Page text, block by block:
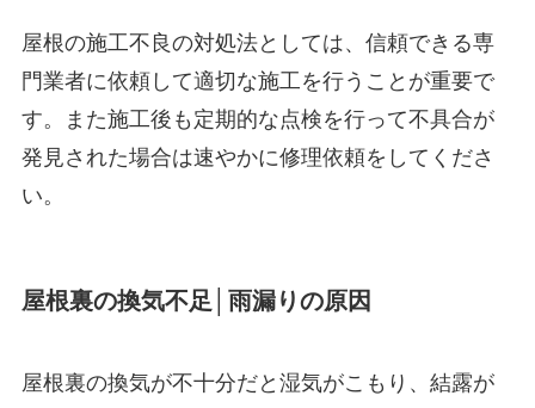
屋根の施工不良の対処法としては、信頼できる専
門業者に依頼して適切な施工を行うことが重要で
す。また施工後も定期的な点検を行って不具合が
発見された場合は速やかに修理依頼をしてくださ
い。
屋根裏の換気不足│雨漏りの原因
屋根裏の換気が不十分だと湿気がこもり、結露が